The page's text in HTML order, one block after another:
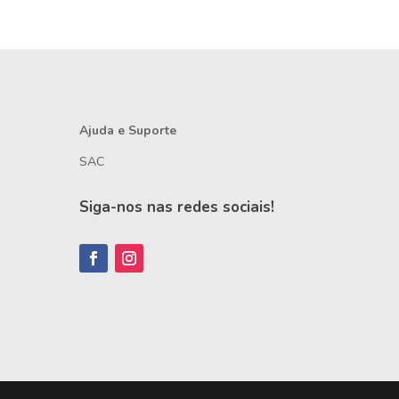
Ajuda e Suporte
SAC
Siga-nos nas redes sociais!